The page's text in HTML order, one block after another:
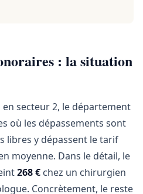
: la situation
en secteur 2, le département
où les dépassements sont
libres y dépassent le tarif
moyenne. Dans le détail, le
268 € chez un chirurgien
Concrètement, le reste